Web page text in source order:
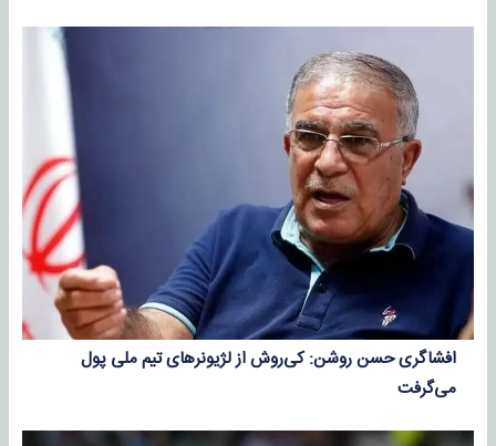
افشاگری حسن روشن: کی‌روش از لژیونرهای تیم ملی پول
می‌گرفت